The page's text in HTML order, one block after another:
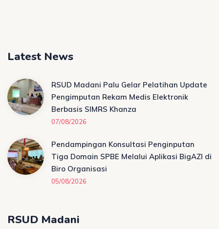
Latest News
RSUD Madani Palu Gelar Pelatihan Update
Pengimputan Rekam Medis Elektronik
Berbasis SIMRS Khanza
07/08/2026
Pendampingan Konsultasi Penginputan
Tiga Domain SPBE Melalui Aplikasi BigAZI di
Biro Organisasi
05/08/2026
RSUD Madani